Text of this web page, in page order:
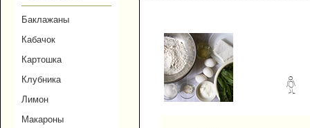
Баклажаны
Кабачок
Картошка
Клубника
Лимон
Макароны